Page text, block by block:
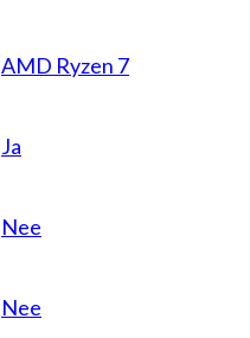
AMD Ryzen 7
Ja
Nee
Nee